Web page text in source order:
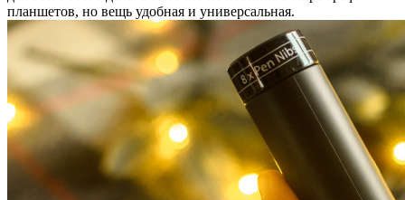
планшетов, но вещь удобная и универсальная.